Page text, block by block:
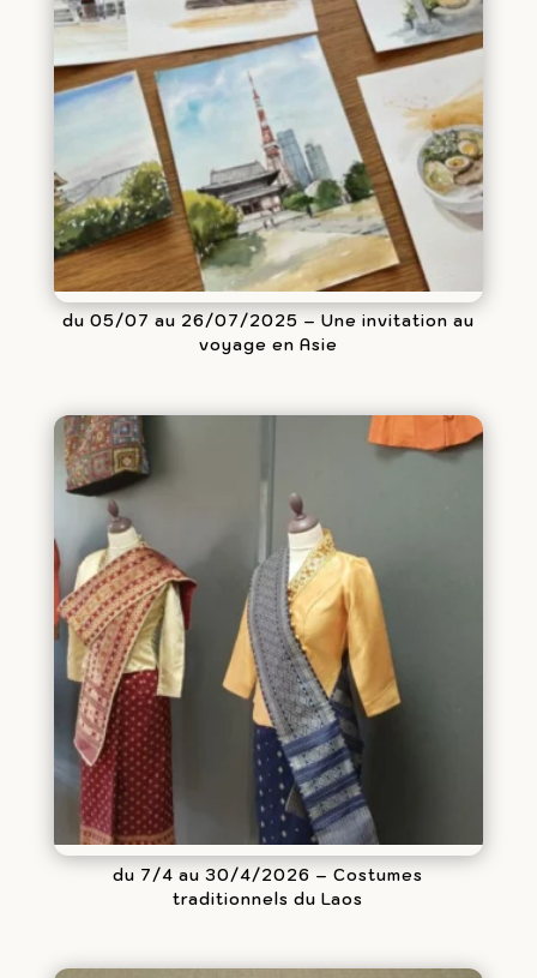
du 05/07 au 26/07/2025 – Une invitation au
voyage en Asie
du 7/4 au 30/4/2026 – Costumes
traditionnels du Laos